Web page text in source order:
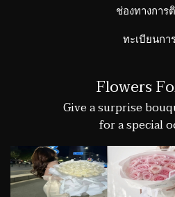
ช่องทางการ
ทะเบียนกา
Flowers
Give a surprise
for a special